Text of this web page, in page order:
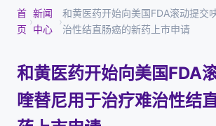
首
页
›
新闻
中心
›
和黄医药开始向美国FDA滚动提交
治性结直肠癌的新药上市申请
和黄医药开始向美国FDA
喹替尼用于治疗难治性结